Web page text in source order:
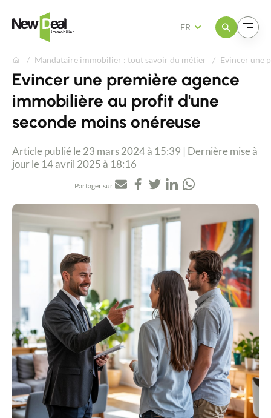
Ouvrir le menuOuvrir le menu
FR
Evincer une première agence
immobilière au profit d'une
seconde moins onéreuse
Mandataire immobilier : tout savoir du métier Evincer une
Article publié le 23 mars 2024 à 15:39 | Dernière mise à
jour le 14 avril 2025 à 18:16
Partager sur